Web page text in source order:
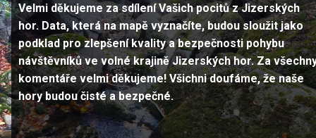
Velmi děkujeme za sdílení Vašich pocitů z Jizerských
hor. Data, která na mapě vyznačíte, budou sloužit jako
podklad pro zlepšení kvality a bezpečnosti pohybu
návštěvníků ve volné krajině Jizerských hor. Za
komentáře velmi děkujeme! Všichni doufáme, že naše
hory budou čisté a bezpečné.